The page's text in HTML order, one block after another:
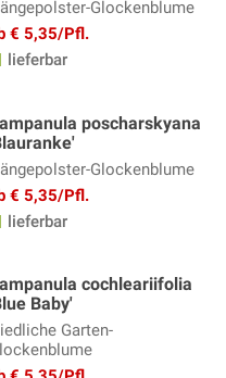
(4)
(19)
(3)
(6)
(15)
(3)
(7)
Glockenblume
€ 5,35/Pfl.
lieferbar
poscharskyana
Glockenblume
€ 5,35/Pfl.
lieferbar
cochleariifolia
Baby'
Garten-